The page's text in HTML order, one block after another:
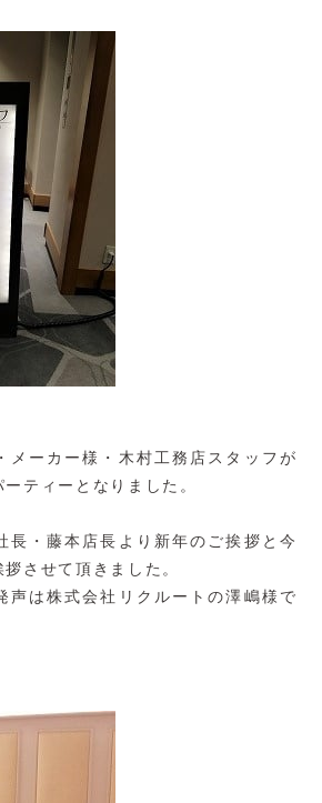
メーカー様・木村工務店スタッフが
ティーとなりました。
長・藤本店長より新年のご挨拶と今
させて頂きました。
声は株式会社リクルートの澤嶋様で